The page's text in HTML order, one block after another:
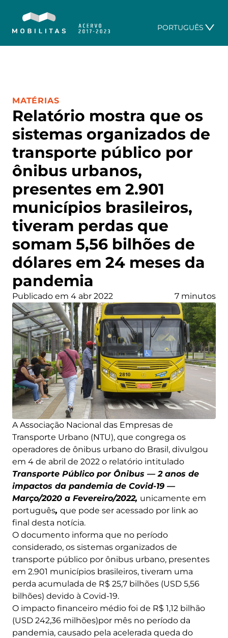
PORTUGUÊS
Relatório mostra que os
sistemas organizados de
transporte público por
ônibus urbanos,
presentes em 2.901
municípios brasileiros,
tiveram perdas que
somam 5,56 bilhões de
dólares em 24 meses da
pandemia
CATEGORIA:
MATÉRIAS
Publicado em 4 abr 2022 7 minutos
A Associação Nacional das Empresas de
Transporte Urbano (NTU), que congrega os
operadores de ônibus urbano do Brasil, divulgou
em 4 de abril de 2022 o relatório intitulado
Transporte Público por Ônibus —2 anos de
impactos da pandemia de Covid-19 —
Março/2020 a Fevereiro/2022, unicamente em
português, que pode ser acessado por link ao
final desta notícia.
O documento informa que no período
considerado, os sistemas organizados de
transporte público por ônibus urbano, presentes
em 2.901 municípios brasileiros, tiveram uma
perda acumulada de R$ 25,7 bilhões (USD 5,56
bilhões) devido à Covid-19.
O impacto financeiro médio foi de R$ 1,12 bilhão
(USD 242,36 milhões)por mês no período da
pandemia, causado pela acelerada queda do